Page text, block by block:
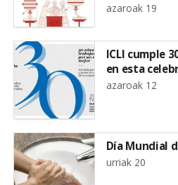
azaroak 19
ICLI cumple
en esta
azaroak 12
Día Mundial
urriak 20